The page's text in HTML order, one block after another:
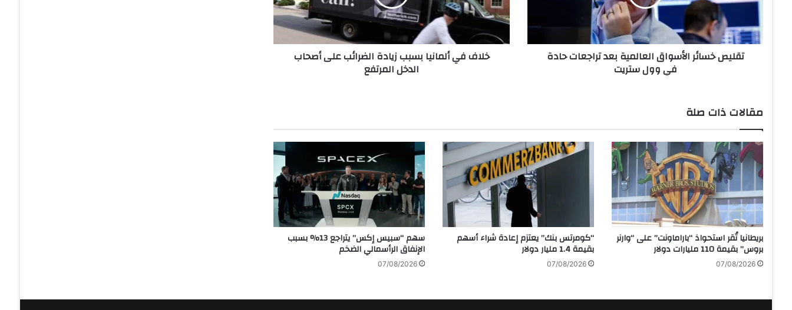
س
ئ
و
ا
ق
ل
ع
ا
ل
ي
ة
ب
ع
ر
تقليص خسائر الأسواق العالمية بعد تراجعات حادة
في وول ستريت
ي
أ
م
ب
ب
ز
ي
ا
د
ة
ا
ل
ض
ع
خلاف في ألمانيا بسبب زيادة الضرائب على أصحاب
الدخل المرتفع
مقالات ذات صلة
بريطانيا تُقر استحواذ “باراماونت” على “وارنر
بروس” بقيمة 110 مليارات دولار
07/08/2026
“كومرتس بنك” يعتزم إعادة شراء أسهم
بقيمة 1.4 مليار دولار
07/08/2026
سهم “سبيس إكس” يتراجع 13% بسبب
الإنفاق الرأسمالي الضخم
07/08/2026